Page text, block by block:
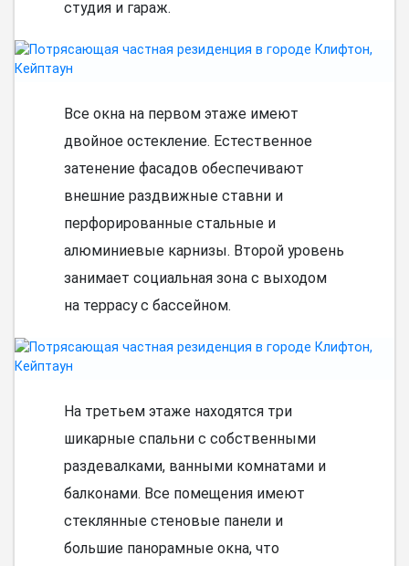
студия и гараж.
Все окна на первом этаже имеют
двойное остекление. Естественное
затенение фасадов обеспечивают
внешние раздвижные ставни и
перфорированные стальные и
алюминиевые карнизы. Второй уровень
занимает социальная зона с выходом
на террасу с бассейном.
На третьем этаже находятся три
шикарные спальни с собственными
раздевалками, ванными комнатами и
балконами. Все помещения имеют
стеклянные стеновые панели и
большие панорамные окна, что